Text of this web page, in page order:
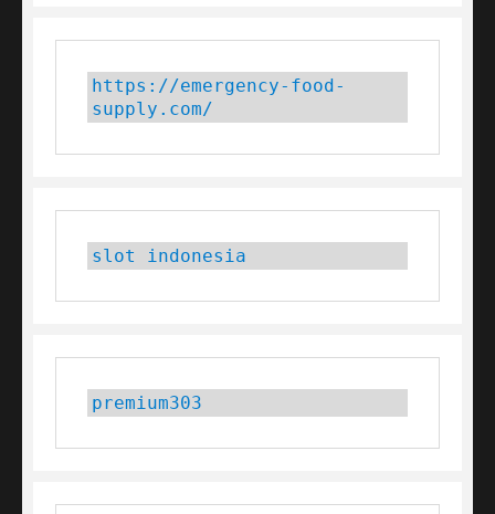
https://emergency-food-
supply.com/
slot indonesia
premium303